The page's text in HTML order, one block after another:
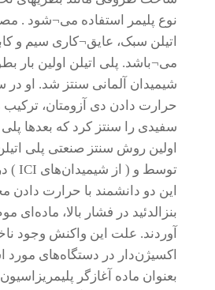
نوع پلیمر استفاده می¬شود .
اتیلن سبک، عایق¬کاری سیم و
می¬باشد. پلی اتیلن اولین بار
حرارت دادن دی آزومتان،
سفیدی را سنتز کرد که بعدها
اولین روش سنتز صنعتی پلی
این دو دانشمند با حرارت دادن
بنزالدئید در فشار بالا، ماده‌ای
آوردند. علت این واکنش وجود
اکسیژن‌دار در دستگاه‌های مورد
بعنوان ماده آغازگر